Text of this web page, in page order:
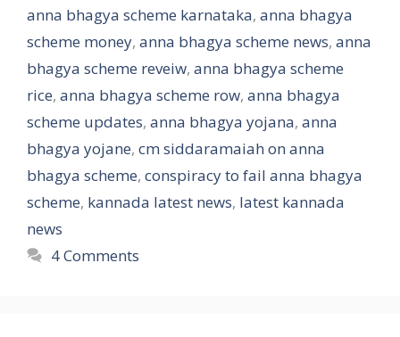
anna bhagya scheme karnataka, anna bhagya
scheme money, anna bhagya scheme news, anna
bhagya scheme reveiw, anna bhagya scheme
rice, anna bhagya scheme row, anna bhagya
scheme updates, anna bhagya yojana, anna
bhagya yojane, cm siddaramaiah on anna
bhagya scheme, conspiracy to fail anna bhagya
scheme, kannada latest news, latest kannada
news
4 Comments